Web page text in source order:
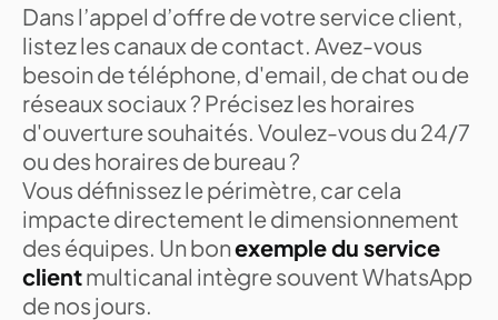
Dans l’appel d’offre de votre service client,
listez les canaux de contact. Avez-vous
besoin de téléphone, d'email, de chat ou de
réseaux sociaux ? Précisez les horaires
d'ouverture souhaités. Voulez-vous du 24/7
ou des horaires de bureau ?
Vous définissez le périmètre, car cela
impacte directement le dimensionnement
des équipes. Un bonexemple du service
clientmulticanal intègre souvent WhatsApp
de nos jours.